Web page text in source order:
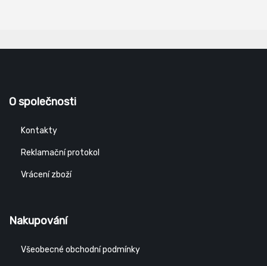
O společnosti
Kontakty
Reklamační protokol
Vrácení zboží
Nakupování
Všeobecné obchodní podmínky